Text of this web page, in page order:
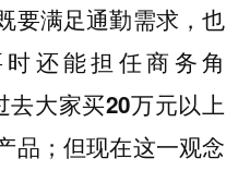
要满足通勤需求，也
还能担任商务角
去大家买20万元以上
品；但现在这一观念